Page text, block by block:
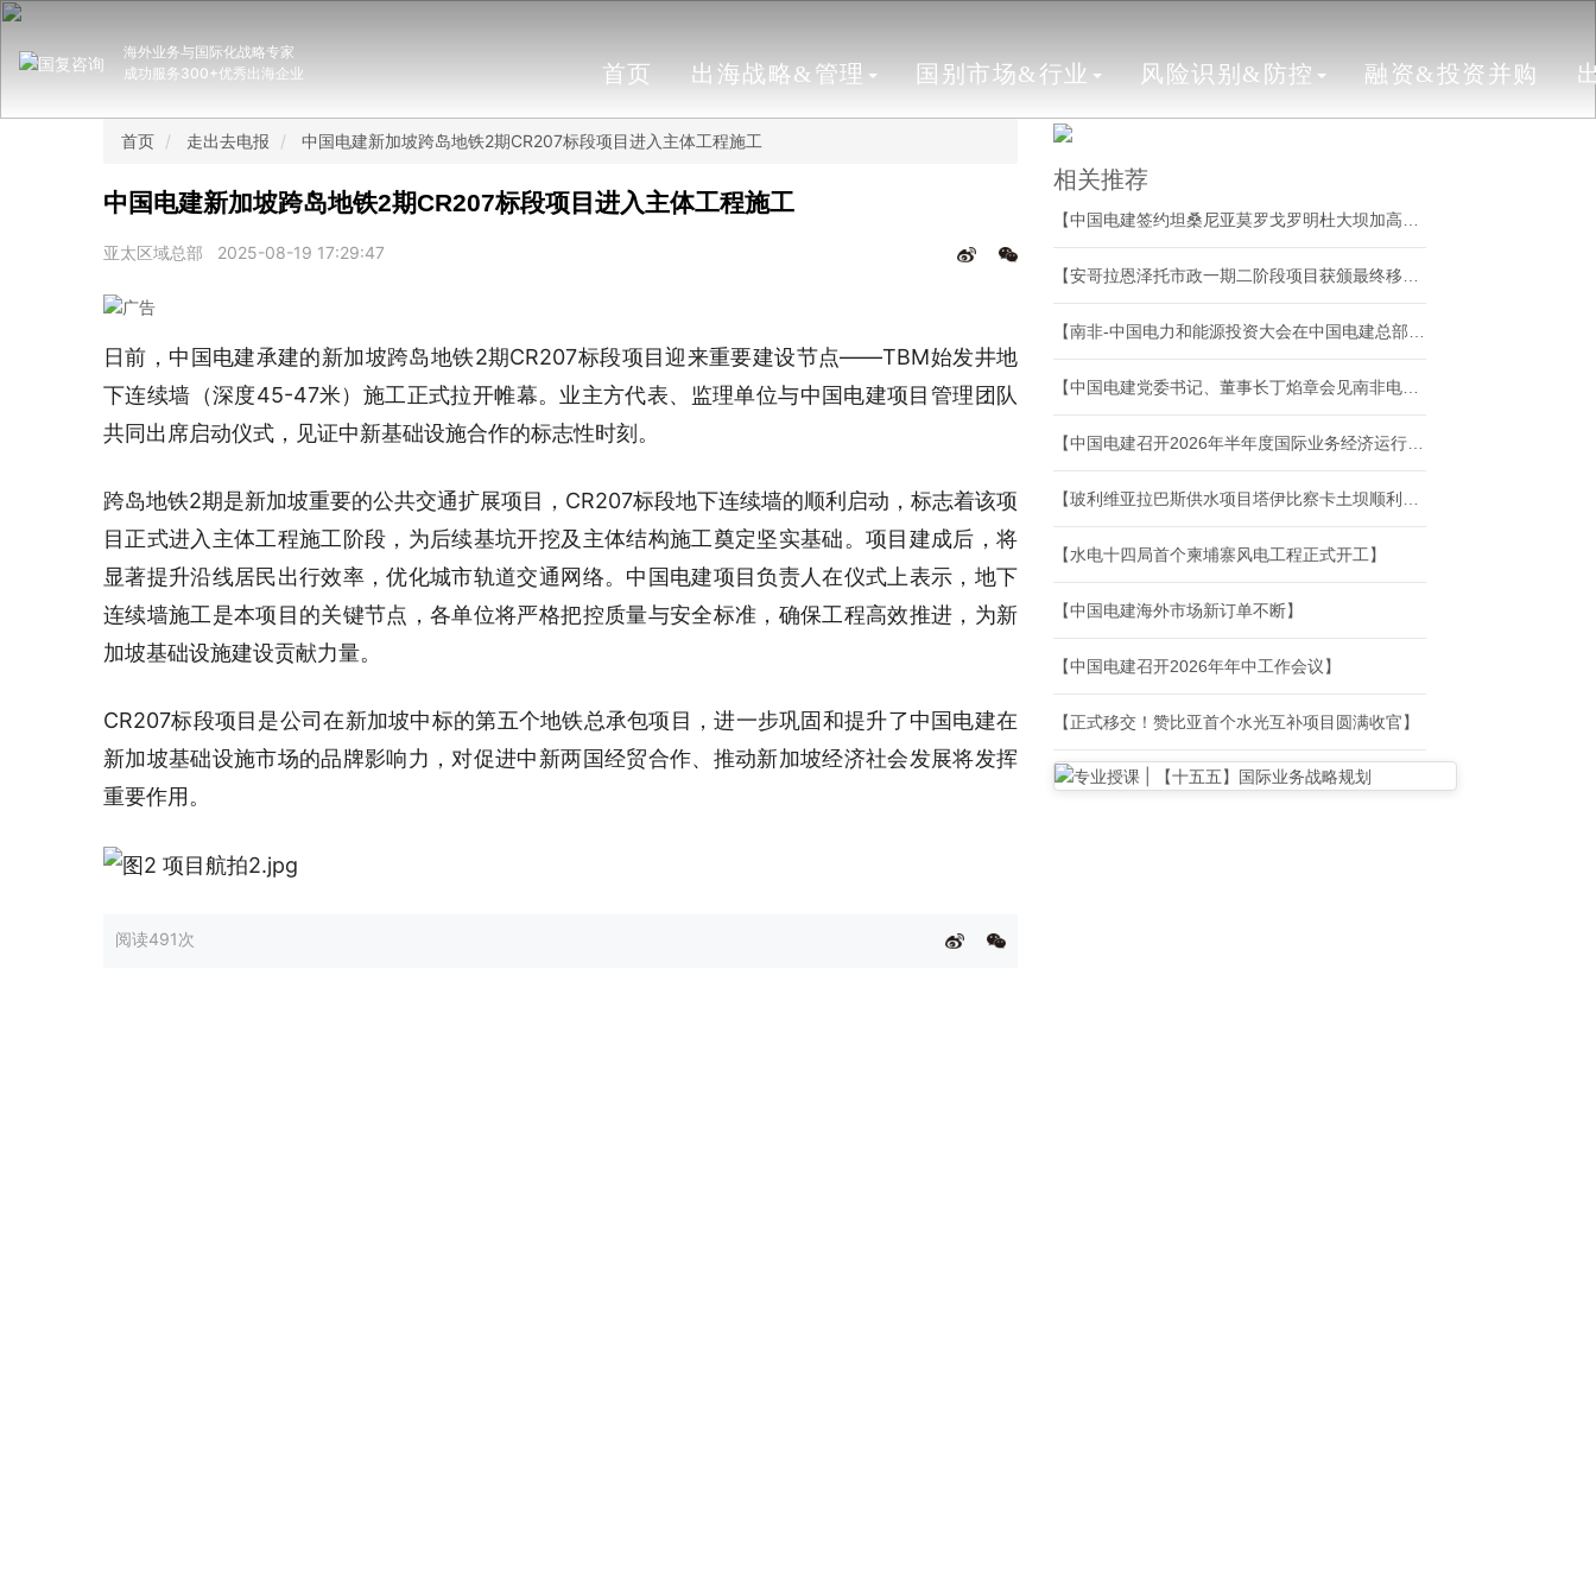
海外业务与国际化战略专家
成功服务300+优秀出海企业
首页 出海战略&管理 国别市场&行业 风险识别&防控 融资&投资并购
首页 走出去电报 中国电建新加坡跨岛地铁2期CR207标段项目进入主体工程施工
中国电建新加坡跨岛地铁2期CR207标段项目进入主体工程施工
亚太区域总部 2025-08-19 17:29:47
日前，中国电建承建的新加坡跨岛地铁2期CR207标段项目迎来重要建设节点——TBM始发井地
下连续墙（深度45-47米）施工正式拉开帷幕。业主方代表、监理单位与中国电建项目管理团队
共同出席启动仪式，见证中新基础设施合作的标志性时刻。
跨岛地铁2期是新加坡重要的公共交通扩展项目，CR207标段地下连续墙的顺利启动，标志着该项
目正式进入主体工程施工阶段，为后续基坑开挖及主体结构施工奠定坚实基础。项目建成后，将
显著提升沿线居民出行效率，优化城市轨道交通网络。中国电建项目负责人在仪式上表示，地下
连续墙施工是本项目的关键节点，各单位将严格把控质量与安全标准，确保工程高效推进，为新
加坡基础设施建设贡献力量。
CR207标段项目是公司在新加坡中标的第五个地铁总承包项目，进一步巩固和提升了中国电建在
新加坡基础设施市场的品牌影响力，对促进中新两国经贸合作、推动新加坡经济社会发展将发挥
重要作用。
阅读491次
相关推荐
【水电十四局首个柬埔寨风电工程正式开工】
【中国电建海外市场新订单不断】
【中国电建召开2026年年中工作会议】
【正式移交！赞比亚首个水光互补项目圆满收官】